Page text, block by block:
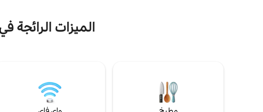
🚶‍♀️قريبة سيرًا على الأقدام إلى I. T. Park، 88th
في جميع أنحاء المدينة.
الوصول إلى سيارات
يجعل من السهل التجول
الميزات الرائجة